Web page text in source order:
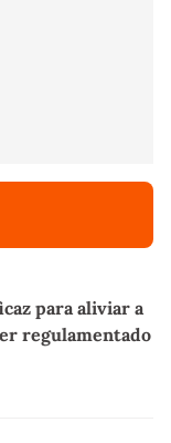
para aliviar a
regulamentado